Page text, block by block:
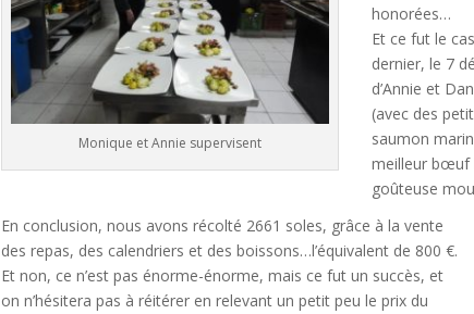
Monique et Annie supervisent
honorées…
Et ce fut le
dernier, le 7
d’Annie et
(avec des
saumon
meilleur bœuf
goûteuse
En conclusion, nous avons récolté 2661 soles, grâce à la vente
des repas, des calendriers et des boissons…l’équivalent de 800 €.
Et non, ce n’est pas énorme-énorme, mais ce fut un succès, et
on n’hésitera pas à réitérer en relevant un petit peu le prix du